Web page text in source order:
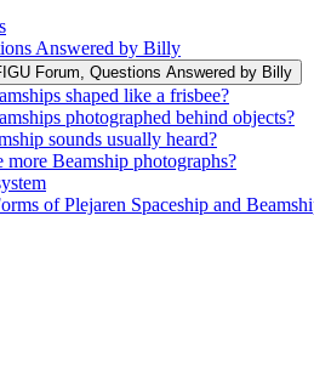
Answered by Billy
Forum, Questions Answered by Billy
shaped like a frisbee?
photographed behind objects?
sounds usually heard?
more Beamship photographs?
of Plejaren Spaceship and